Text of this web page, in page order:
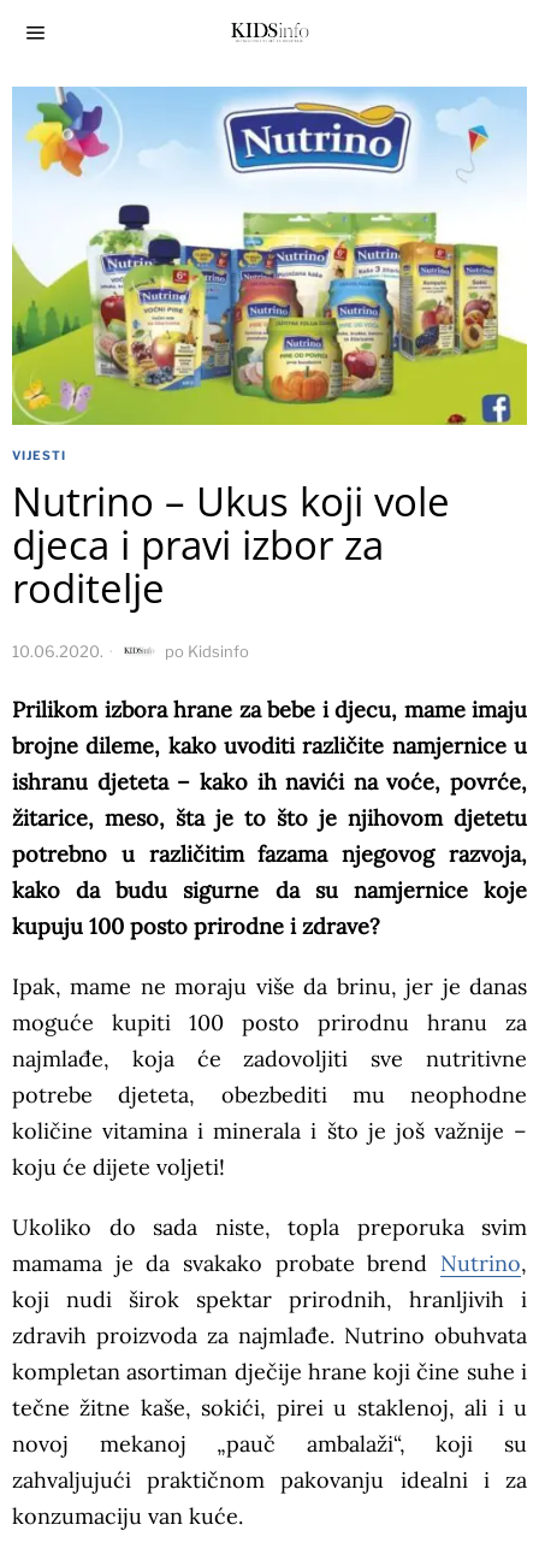
VIJESTI
Nutrino – Ukus koji vole
djeca i pravi izbor za
roditelje
10.06.2020. po Kidsinfo
Prilikom izbora hrane za bebe i djecu, mame imaju
brojne dileme, kako uvoditi različite namjernice u
ishranu djeteta – kako ih navići na voće, povrće,
žitarice, meso, šta je to što je njihovom djetetu
potrebno u različitim fazama njegovog razvoja,
kako da budu sigurne da su namjernice koje
kupuju 100 posto prirodne i zdrave?
Ipak, mame ne moraju više da brinu, jer je danas
moguće kupiti 100 posto prirodnu hranu za
najmlađe, koja će zadovoljiti sve nutritivne
potrebe djeteta, obezbediti mu neophodne
količine vitamina i minerala i što je još važnije –
koju će dijete voljeti!
Ukoliko do sada niste, topla preporuka svim
mamama je da svakako probate brend Nutrino,
koji nudi širok spektar prirodnih, hranljivih i
zdravih proizvoda za najmlađe. Nutrino obuhvata
kompletan asortiman dječije hrane koji čine suhe i
tečne žitne kaše, sokići, pirei u staklenoj, ali i u
novoj mekanoj „pauč ambalaži“, koji su
zahvaljujući praktičnom pakovanju idealni i za
konzumaciju van kuće.